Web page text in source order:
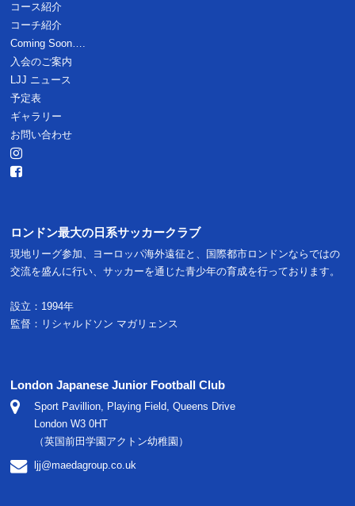
コース紹介
コーチ紹介
Coming Soon….
入会のご案内
LJJ ニュース
予定表
ギャラリー
お問い合わせ
ロンドン最大の日系サッカークラブ
現地リーグ参加、ヨーロッパ海外遠征と、国際都市ロンドンならではの
交流を盛んに行い、サッカーを通じた青少年の育成を行っております。
設立：1994年
監督：リシャルドソン マガリェンス
London Japanese Junior Football Club
Sport Pavillion, Playing Field, Queens Drive
London W3 0HT
（英国前田学園アクトン幼稚園）
ljj@maedagroup.co.uk